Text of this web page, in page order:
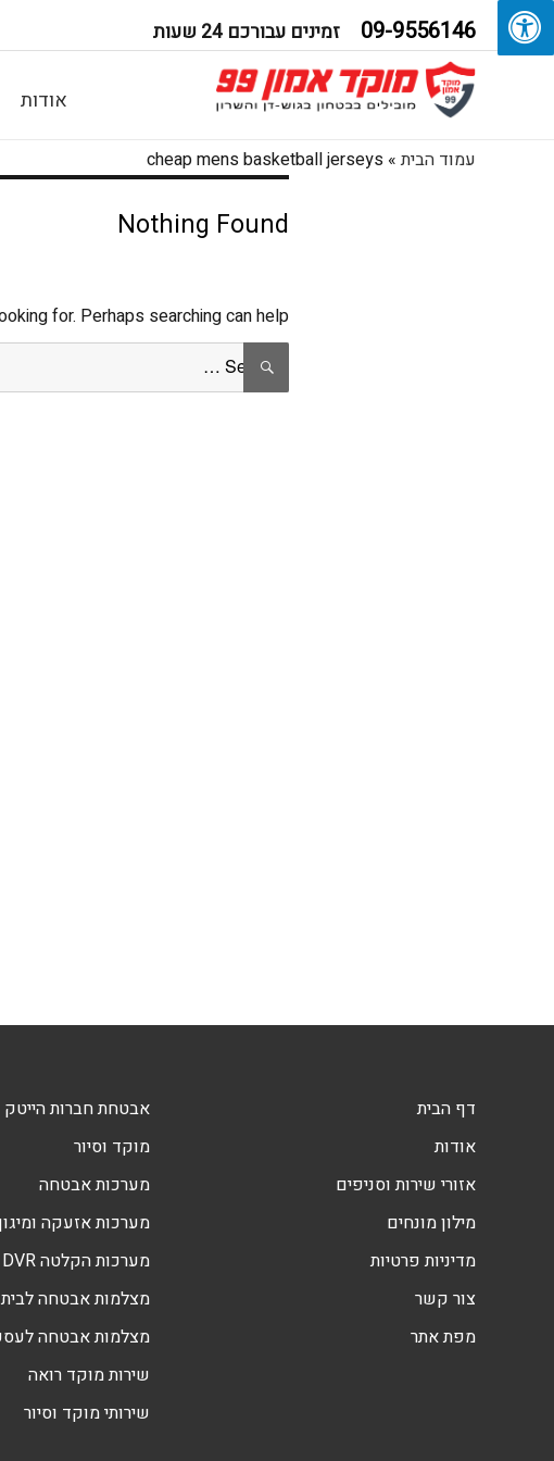
09-9556146 זמינים עבורכם 24 שעות
אודות
עמוד הבית»
cheap mens basketball jerseys
Nothing Found
for. Perhaps searching can help.
Search
for:
SEARCH
דף הבית
אודות
אזורי שירות וסניפים
מילון מונחים
מדיניות פרטיות
צור קשר
מפת אתר
אבטחת חברות הייטק
מוקד וסיור
מערכות אבטחה
מערכות אזעקה
מערכות הקלטה NVR – DVR
מצלמות אבטחה לבית
מצלמות אבטחה
שירות מוקד רואה
שירותי מוקד וסיור